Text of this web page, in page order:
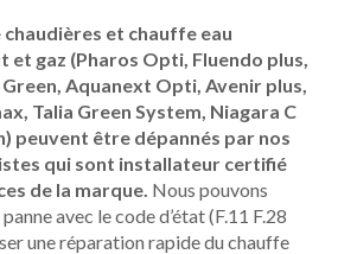
chaudières et chauffe eau
gaz (Pharos Opti, Fluendo plus,
Aquanext Opti, Avenir plus,
Talia Green System, Niagara C
peuvent être dépannés par nos
qui sont installateur certifié
de la marque. Nous pouvons
avec le code d’état (F.11 F.28
une réparation rapide du chauffe